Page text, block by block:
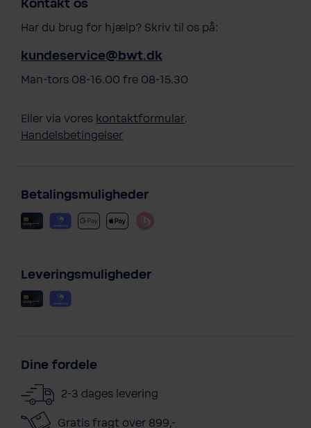
Kontakt os
Har du brug for hjælp? Skriv til os på:
kundeservice@bwt.dk
Man-tors 08-16.00 fre 08-15.30
Eller via vores kontaktformular.
Handelsbetingelser
Betalingsmuligheder
Leveringsmuligheder
Dine fordele
2-3 dages levering
Gratis fragt over 899,-